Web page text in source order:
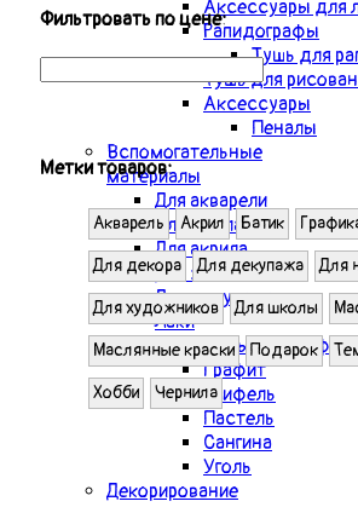
Аксессуары для
Рапидографы
Тушь для
Тушь для
Аксессуары
Пеналы
Вспомогательные
материалы
Для акварели
Для масла
Для акрила
Для золочения
Для декупажа
Лаки
Материалы для графики
Графит
Грифель
Пастель
Сангина
Уголь
Декорирование
Фильтровать по цене:
Метки товаров:
Акварель Акрил Батик
Для декора Для декупажа Для
Для художников Для школы
Маслянные краски Подарок
Хобби Чернила